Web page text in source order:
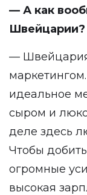
— А как
Швейцарии?
—
идеальное
сыром и
деле здесь
Чтобы
огромные
высокая